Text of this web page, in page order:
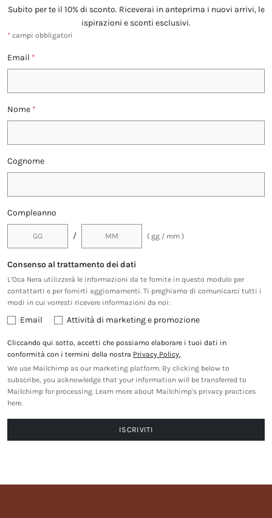
Subito per te il 10% di sconto. Riceverai in anteprima i nuovi arrivi, le
ispirazioni e sconti esclusivi.
* campi obbligatori
Email *
Nome *
Cognome
Compleanno
/ ( gg / mm )
Consenso al trattamento dei dati
L'Oca Nera utilizzerà le informazioni da te fornite in questo modulo per
contattarti e per fornirti aggiornamenti. Ti preghiamo di comunicarci tutti i
modi in cui vorresti ricevere informazioni da noi:
Email Attività di marketing e promozione
Cliccando qui sotto, accetti che possiamo elaborare i tuoi dati in
conformità con i termini della nostra Privacy Policy.
We use Mailchimp as our marketing platform. By clicking below to
subscribe, you acknowledge that your information will be transferred to
Mailchimp for processing. Learn more about Mailchimp's privacy practices
here.